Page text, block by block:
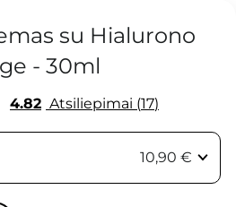
su Hialurono
- 30ml
4.82 Atsiliepimai 17
10,90 €